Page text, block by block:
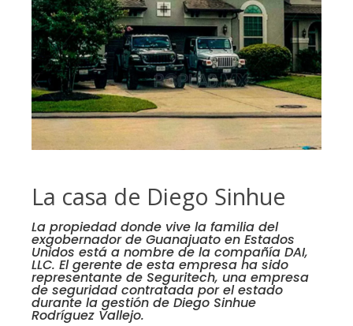
La casa de Diego Sinhue
La propiedad donde vive la familia del
exgobernador de Guanajuato en Estados
Unidos está a nombre de la compañía DAI,
LLC. El gerente de esta empresa ha sido
representante de Seguritech, una empresa
de seguridad contratada por el estado
durante la gestión de Diego Sinhue
Rodríguez Vallejo.